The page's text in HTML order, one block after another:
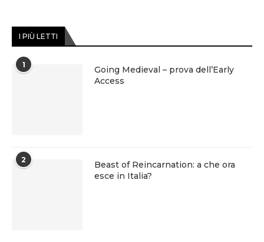
I PIÙ LETTI
1
Going Medieval – prova dell’Early
Access
2
Beast of Reincarnation: a che ora
esce in Italia?